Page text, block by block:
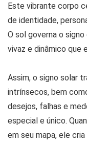
Este vibrante corpo
de identidade,
O sol governa o
vivaz e dinâmico que
Assim, o signo solar
intrínsecos, bem
desejos, falhas e
especial e único.
em seu mapa, ele